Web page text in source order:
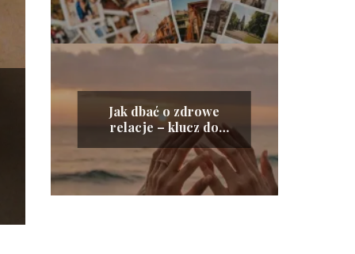
Jak dbać o zdrowe
relacje – klucz do
szczęśliwego życia